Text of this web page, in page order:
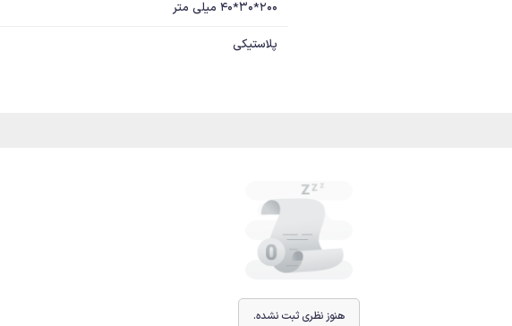
200*30*40 میلی متر
پلاستیکی
هنوز نظری ثبت نشده.